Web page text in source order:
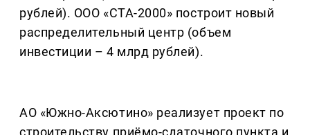
рублей). ООО «СТА-2000» построит новый
распределительный центр (объем
инвестиции – 4 млрд рублей).
АО «Южно‑Аксютино» реализует проект по
строительству приёмо‑сдаточного пункта и